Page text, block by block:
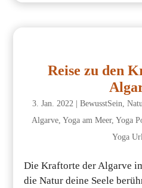
Reise zu den
3. Jan. 2022 |BewusstSein,
Algarve,Yoga am Meer,Yoga
Yoga
Die Kraftorte der Algarve
die Natur deine Seele